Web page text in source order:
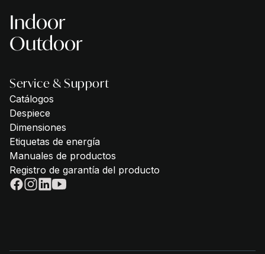
Indoor
Outdoor
Service & Support
Catálogos
Despiece
Dimensiones
Etiquetas de energía
Manuales de productos
Registro de garantía del producto